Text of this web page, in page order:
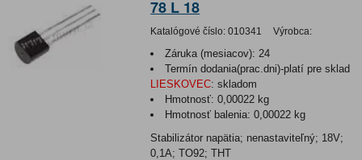
78 L 18
Katalógové číslo: 010341 Výrobca:
Záruka (mesiacov): 24
Termín dodania(prac.dni)-platí pre sklad
LIESKOVEC: skladom
Hmotnosť:0,00022 kg
Hmotnosť balenia:0,00022 kg
Stabilizátor napätia; nenastaviteľný; 18V;
0,1A; TO92; THT